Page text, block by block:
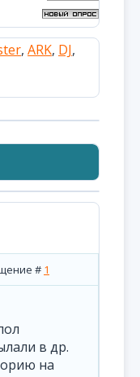
, ARK, DJ,
# 1
в др.
на